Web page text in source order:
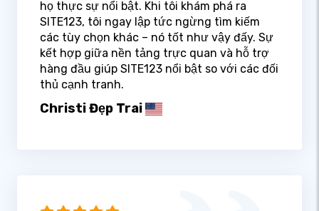
họ thực sự nổi bật. Khi tôi khám phá ra
SITE123, tôi ngay lập tức ngừng tìm kiếm
các tùy chọn khác – nó tốt như vậy đấy. Sự
kết hợp giữa nền tảng trực quan và hỗ trợ
hàng đầu giúp SITE123 nổi bật so với các đối
thủ cạnh tranh.
Christi Đẹp Trai